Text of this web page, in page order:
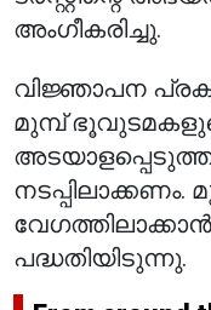
അംഗീകരിച്ചു.
വിജ്ഞാപന
മുമ്പ്
പദ്ധതിയിടുന്നു.